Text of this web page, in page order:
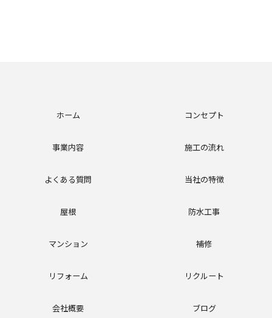
ホーム コンセプト
事業内容 施工の流れ
よくある質問 当社の特徴
屋根 防水工事
マンション 補修
リフォーム リクルート
会社概要 ブログ